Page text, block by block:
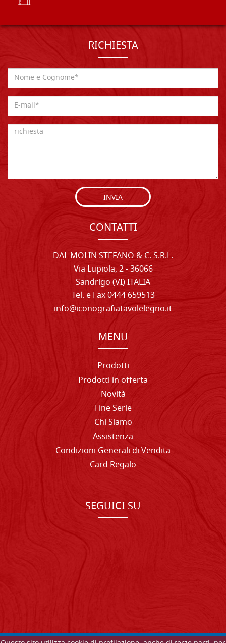
RICHIESTA
INVIA
CONTATTI
DAL MOLIN STEFANO & C. S.R.L.
Via Lupiola, 2 - 36066
Sandrigo (VI) ITALIA
Tel. e Fax 0444 659513
info@iconografiatavolelegno.it
MENU
Prodotti
Prodotti in offerta
Novità
Fine Serie
Chi Siamo
Assistenza
Condizioni Generali di Vendita
Card Regalo
SEGUICI SU